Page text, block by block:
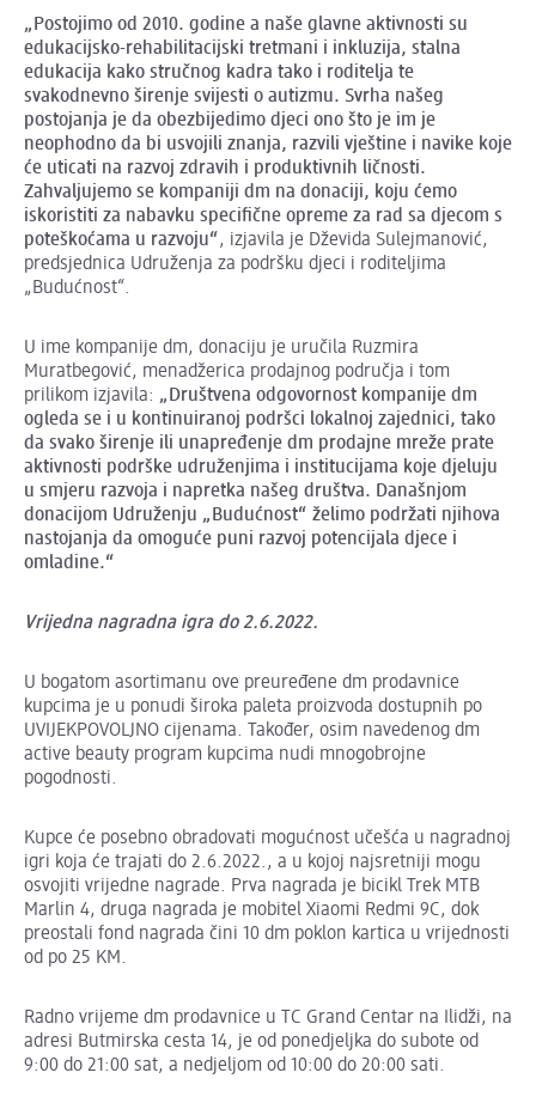
„Postojimo od 2010. godine a naše glavne aktivnosti su
edukacijsko-rehabilitacijski tretmani i inkluzija, stalna
edukacija kako stručnog kadra tako i roditelja te
svakodnevno širenje svijesti o autizmu. Svrha našeg
postojanja je da obezbijedimo djeci ono što je im je
neophodno da bi usvojili znanja, razvili vještine i navike koje
će uticati na razvoj zdravih i produktivnih ličnosti.
Zahvaljujemo se kompaniji dm na donaciji, koju ćemo
iskoristiti za nabavku specifične opreme za rad sa djecom s
poteškoćama u razvoju“, izjavila je Dževida Sulejmanović,
predsjednica Udruženja za podršku djeci i roditeljima
„Budućnost“.
U ime kompanije dm, donaciju je uručila Ruzmira
Muratbegović, menadžerica prodajnog područja i tom
prilikom izjavila: „Društvena odgovornost kompanije dm
ogleda se i u kontinuiranoj podršci lokalnoj zajednici, tako
da svako širenje ili unapređenje dm prodajne mreže prate
aktivnosti podrške udruženjima i institucijama koje djeluju
u smjeru razvoja i napretka našeg društva. Današnjom
donacijom Udruženju „Budućnost“ želimo podržati njihova
nastojanja da omoguće puni razvoj potencijala djece i
omladine.“
Vrijedna nagradna igra do 2.6.2022.
U bogatom asortimanu ove preuređene dm prodavnice
kupcima je u ponudi široka paleta proizvoda dostupnih po
UVIJEKPOVOLJNO cijenama. Također, osim navedenog dm
active beauty program kupcima nudi mnogobrojne
pogodnosti.
Kupce će posebno obradovati mogućnost učešća u nagradnoj
igri koja će trajati do 2.6.2022., a u kojoj najsretniji mogu
osvojiti vrijedne nagrade. Prva nagrada je bicikl Trek MTB
Marlin 4, druga nagrada je mobitel Xiaomi Redmi 9C, dok
preostali fond nagrada čini 10 dm poklon kartica u vrijednosti
od po 25 KM.
Radno vrijeme dm prodavnice u TC Grand Centar na Ilidži, na
adresi Butmirska cesta 14, je od ponedjeljka do subote od
9:00 do 21:00 sat, a nedjeljom od 10:00 do 20:00 sati.